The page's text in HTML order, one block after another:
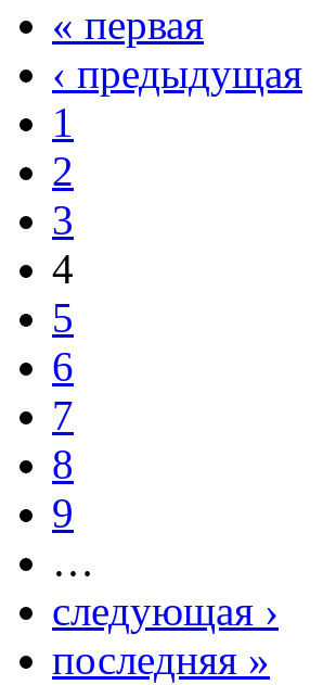
« первая
‹ предыдущая
1
2
3
4
5
6
7
8
9
…
следующая ›
последняя »